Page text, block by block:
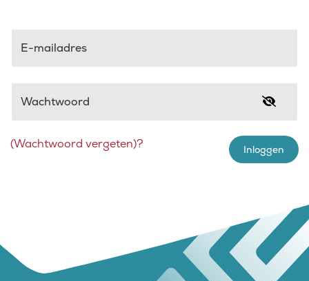
E-mailadres
Wachtwoord
Inloggen
(Wachtwoord vergeten)?